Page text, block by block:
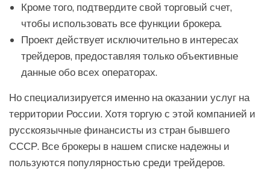
Кроме того, подтвердите свой торговый счет,
чтобы использовать все функции брокера.
Проект действует исключительно в интересах
трейдеров, предоставляя только объективные
данные обо всех операторах.
Но специализируется именно на оказании услуг на
территории России. Хотя торгую с этой компанией и
русскоязычные финансисты из стран бывшего
СССР. Все брокеры в нашем списке надежны и
пользуются популярностью среди трейдеров.